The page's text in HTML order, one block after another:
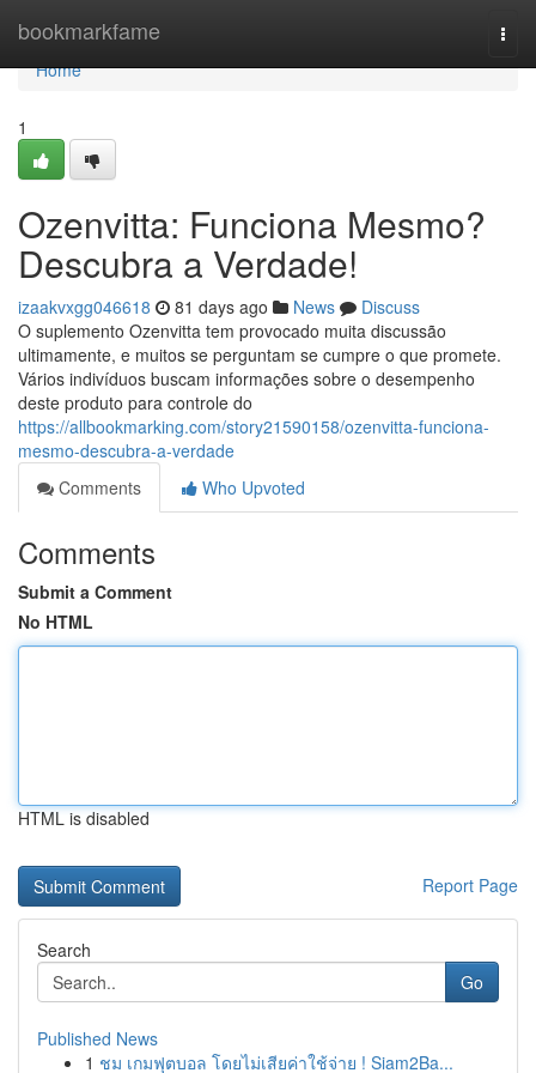
bookmarkfame
Home
Home
1
Ozenvitta: Funciona Mesmo?
Descubra a Verdade!
izaakvxgg046618 81 days ago News
Discuss
O suplemento Ozenvitta tem provocado muita discussão
ultimamente, e muitos se perguntam se cumpre o que promete.
Vários indivíduos buscam informações sobre o desempenho
deste produto para controle do
https://allbookmarking.com/story21590158/ozenvitta-funciona-
mesmo-descubra-a-verdade
Comments
Who Upvoted
Comments
Submit a Comment
No HTML
HTML is disabled
Report Page
Search
Go
Published News
1 ชม เกมฟุตบอล โดยไม่เสียค่าใช้จ่าย ! Siam2Ba...